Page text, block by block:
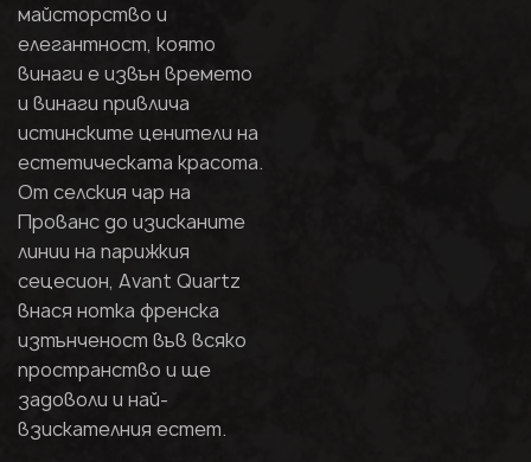
майсторство и
елегантност, която
винаги е извън времето
и винаги привлича
истинските ценители на
естетическата красота.
От селския чар на
Прованс до изисканите
линии на парижкия
сецесион, Avant Quartz
внася нотка френска
изтънченост във всяко
пространство и ще
задоволи и най-
взискателния естет.